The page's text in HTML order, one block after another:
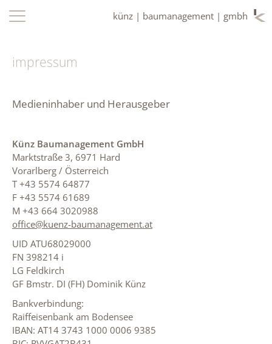
künz | baumanagement | gmbh
impressum
Medieninhaber und Herausgeber
Künz Baumanagement GmbH
Marktstraße 3, 6971 Hard
Vorarlberg / Österreich
T +43 5574 64877
F +43 5574 61689
M +43 664 3020988
office@kuenz-baumanagement.at
UID ATU68029000
FN 398214 i
LG Feldkirch
GF Bmstr. DI (FH) Dominik Künz
Bankverbindung:
Raiffeisenbank am Bodensee
IBAN: AT14 3743 1000 0006 9385